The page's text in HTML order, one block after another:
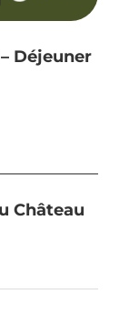
Déjeuner
Château